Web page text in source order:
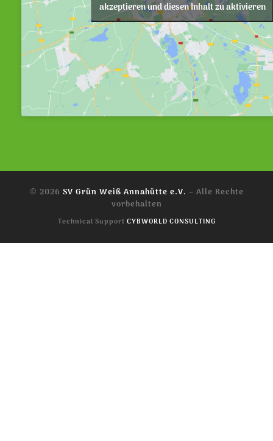
akzeptieren und diesen Inhalt zu aktivieren
© 2026 SV Grün Weiß Annahütte e.V. – Alle Rechte
vorbehalten
Technical Support CYBWORLD CONSULTING